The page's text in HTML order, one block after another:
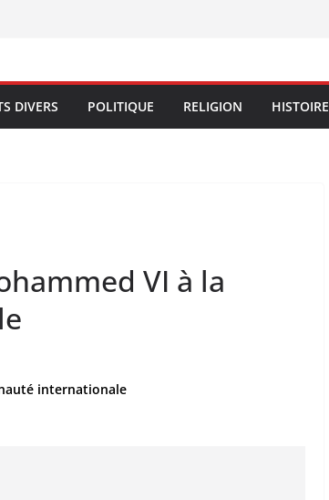
DIVERS POLITIQUE RELIGION HISTOIRE
VI à la
internationale